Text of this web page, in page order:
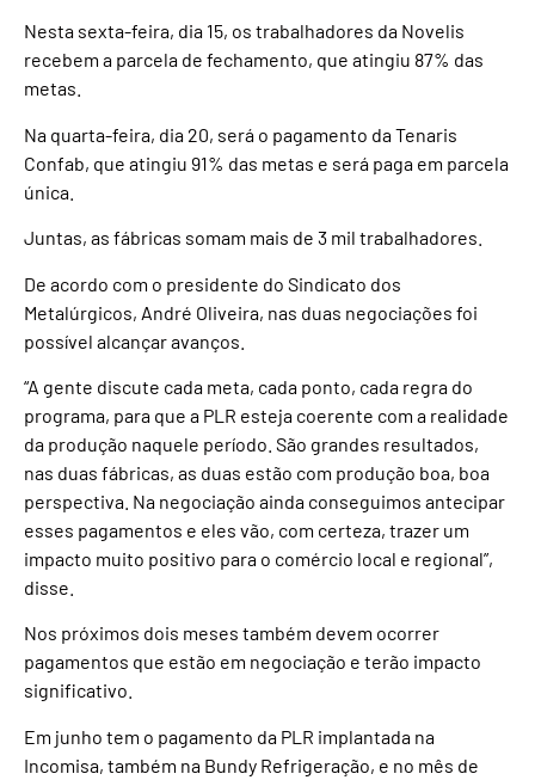
Nesta sexta-feira, dia 15, os trabalhadores da Novelis
recebem a parcela de fechamento, que atingiu 87% das
metas.
Na quarta-feira, dia 20, será o pagamento da Tenaris
Confab, que atingiu 91% das metas e será paga em parcela
única.
Juntas, as fábricas somam mais de 3 mil trabalhadores.
De acordo com o presidente do Sindicato dos
Metalúrgicos, André Oliveira, nas duas negociações foi
possível alcançar avanços.
“A gente discute cada meta, cada ponto, cada regra do
programa, para que a PLR esteja coerente com a realidade
da produção naquele período. São grandes resultados,
nas duas fábricas, as duas estão com produção boa, boa
perspectiva. Na negociação ainda conseguimos antecipar
esses pagamentos e eles vão, com certeza, trazer um
impacto muito positivo para o comércio local e regional”,
disse.
Nos próximos dois meses também devem ocorrer
pagamentos que estão em negociação e terão impacto
significativo.
Em junho tem o pagamento da PLR implantada na
Incomisa, também na Bundy Refrigeração, e no mês de